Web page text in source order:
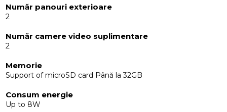
Număr panouri exterioare
2
Număr camere video suplimentare
2
Memorie
Support of microSD card Până la 32GB
Consum energie
Up to 8W